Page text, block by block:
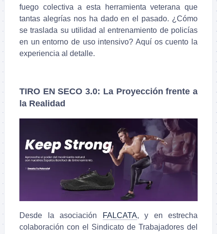
fuego colectiva a esta herramienta veterana que
tantas alegrías nos ha dado en el pasado. ¿Cómo
se traslada su utilidad al entrenamiento de policías
en un entorno de uso intensivo? Aquí os cuento la
experiencia al detalle.
TIRO EN SECO 3.0: La Proyección frente a
la Realidad
Desde la asociación FALCATA, y en estrecha
colaboración con el Sindicato de Trabajadores del